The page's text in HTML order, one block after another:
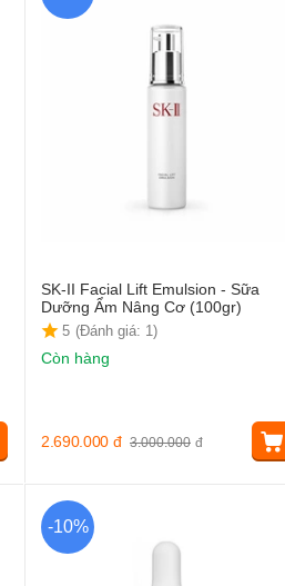
SK-II Facial Lift Emulsion - Sữa
Dưỡng Ẩm Nâng Cơ (100gr)
5 (Đánh giá: 1)
Còn hàng
3.000.000 đ
2.690.000 đ
-10%